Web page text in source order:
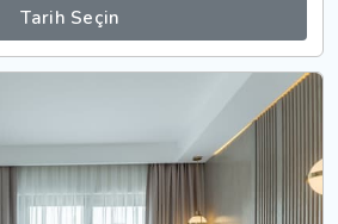
Tarih Seçin